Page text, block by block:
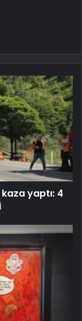
yaptı: 4